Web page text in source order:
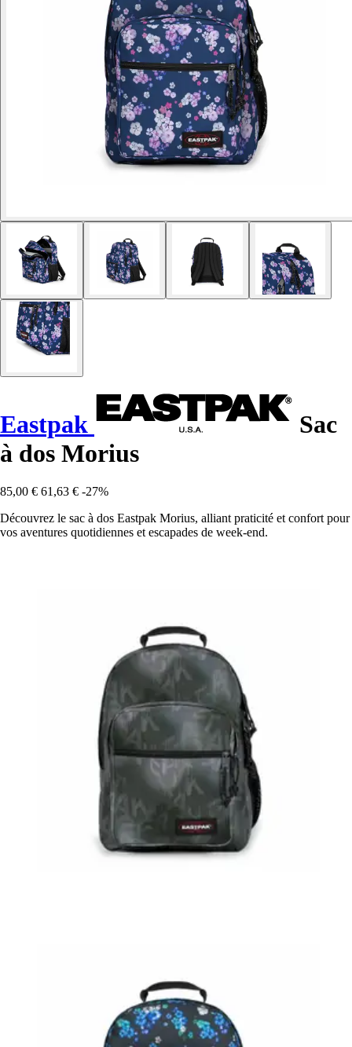
Eastpak
Sac
à dos Morius
85,00 € 61,63 € -27%
Découvrez le sac à dos Eastpak Morius, alliant praticité et confort pour
vos aventures quotidiennes et escapades de week-end.